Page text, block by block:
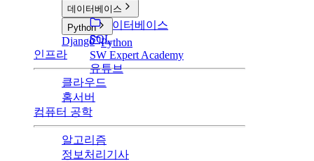
데이터베이스
데이터베이스
SQL
Python
Python
SW Expert Academy
유튜브
Django
인프라
클라우드
홈서버
컴퓨터 공학
알고리즘
정보처리기사